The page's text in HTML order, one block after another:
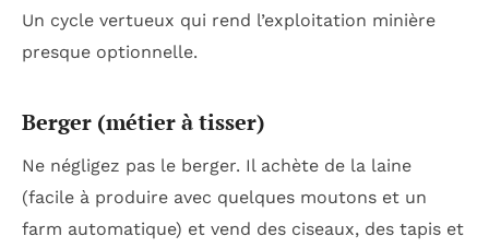
Un cycle vertueux qui rend l’exploitation minière
presque optionnelle.
Berger (métier à tisser)
Ne négligez pas le berger. Il achète de la laine
(facile à produire avec quelques moutons et un
farm automatique) et vend des ciseaux, des tapis et